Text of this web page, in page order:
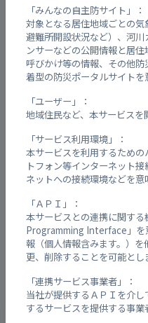
「みんなの自主防サイト」：
対象となる居住地域ごとの気
避難所開設状況など）、河
ンサーなどの公開情報と居住
呼びかけ等の情報、その他
着型の防災ポータルサイトを
「ユーザー」：
地域住民など、本サービスを
「サービス利用環境」：
本サービスを利用するため
トフォン等インターネット
ネットへの接続環境などを意
「ＡＰＩ」：
本サービスとの連携に関す
Programming Interface」を
報（個人情報含みます。）
更、削除することを可能とし
「連携サービス事業者」：
当社が提供するＡＰＩを介
するサービスを提供する事業
昭和市民
昭和
昭和西ふれ
昭和市民セ
昭和西小学校